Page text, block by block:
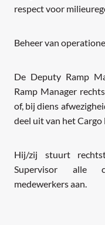
respect voor
Beheer van
De Deputy Ramp
Ramp Manager
of, bij diens
deel uit van het Cargo
Hij/zij stuurt
Supervisor alle
medewerkers aan.